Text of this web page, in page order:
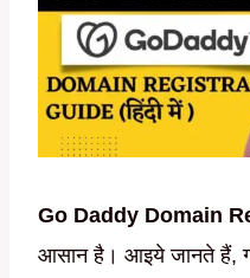
Go Daddy Domain
आसान है। आइये जानते हैं,